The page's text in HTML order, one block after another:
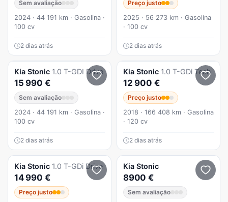
Sem avaliação
2024 · 44 191 km · Gasolina ·
100 cv
2 dias atrás
Preço justo
2025 · 56 273 km · Gasolina
· 100 cv
2 dias atrás
Kia Stonic 1.0 T-GDI Drive
15 990 €
Sem avaliação
2024 · 44 191 km · Gasolina ·
100 cv
2 dias atrás
Kia Stonic 1.0 T-GDi Tech
12 900 €
Preço justo
2018 · 166 408 km · Gasolina
· 120 cv
2 dias atrás
Kia Stonic 1.0 T-GDi Drive
14 990 €
Preço justo
Kia Stonic
8900 €
Sem avaliação